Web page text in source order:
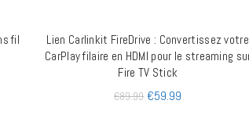
fil AJOUTER AU PANIER
Lien Carlinkit FireDrive : Convertissez votre
CarPlay filaire en HDMI pour le streaming
Fire TV Stick
€89.99 €59.99